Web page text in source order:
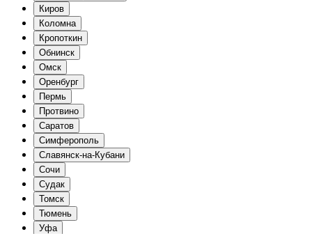
Киров
Коломна
Кропоткин
Обнинск
Омск
Оренбург
Пермь
Протвино
Саратов
Симферополь
Славянск-на-Кубани
Сочи
Судак
Томск
Тюмень
Уфа